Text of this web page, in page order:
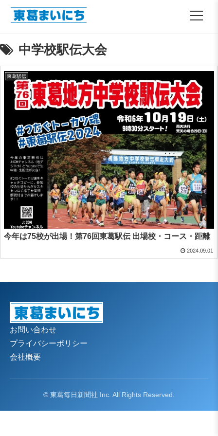
中学校駅伝大会
東葛駅伝
今年は75校が出場！第76回東葛駅伝 出場校・コース・距離
2024.09.01
お問い合わせ
プライバシーポリシー
会社概要
© 東葛毎日新聞社 Inc. All Rights Reserved.